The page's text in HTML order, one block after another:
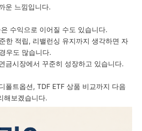
운 느낌입니다.
수익으로 이어질 수도 있습니다.
한 적립, 리밸런싱 유지까지 생각하면 자
우도 많습니다.
금시장에서 꾸준히 성장하고 있습니다.
폴트옵션, TDF ETF 상품 비교까지 다음
해보겠습니다.